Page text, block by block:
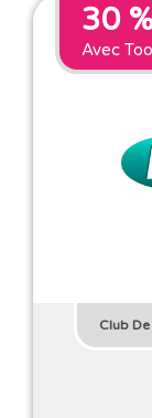
30
Avec
Club